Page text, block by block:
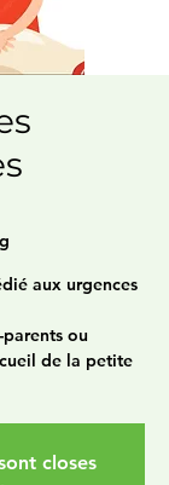
aux urgences
ou
de la petite
closes